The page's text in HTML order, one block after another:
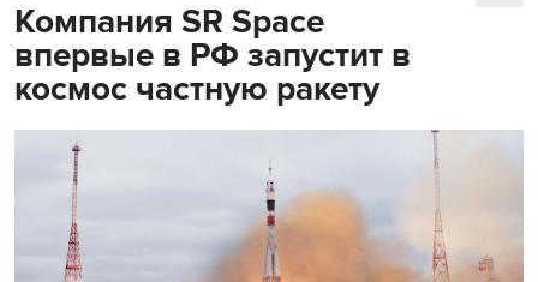
Компания SR Space
впервые в РФ запустит в
космос частную ракету